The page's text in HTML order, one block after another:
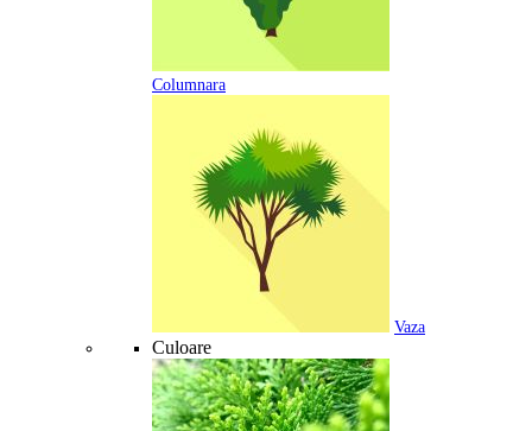
Columnara
Vaza
Culoare